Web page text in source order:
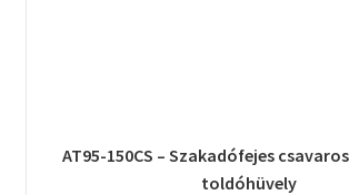
AT95-150CS – Szakadófejes
toldóhüvely